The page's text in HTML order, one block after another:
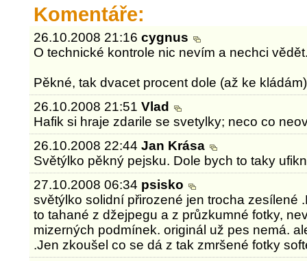
Komentáře:
26.10.2008 21:16cygnus
O technické kontrole nic nevím a nechci
Pěkné, tak dvacet procent dole (až ke
26.10.2008 21:51Vlad
Hafik si hraje zdarile se svetylky; neco co
26.10.2008 22:44Jan Krása
Světýlko pěkný pejsku. Dole bych to taky
27.10.2008 06:34 psisko
světýlko solidní přirozené jen trocha zesílené
to tahané z džejpegu a z průzkumné fotky,
mizerných podmínek. originál už pes nemá.
.Jen zkoušel co se dá z tak zmršené fotky